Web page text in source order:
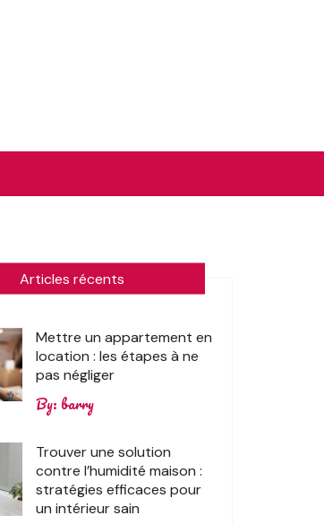
Articles récents
Mettre un appartement en
location : les étapes à ne
pas négliger
By: barry
Trouver une solution
contre l’humidité maison :
stratégies efficaces pour
un intérieur sain